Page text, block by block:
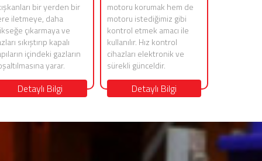
bir yerden bir
iletmeye, daha
çıkarmaya ve
sıkıştırıp kapalı
içindeki gazların
yarar.
Detaylı Bilgi
motoru korumak hem de
motoru istediğimiz gibi
kontrol etmek amacı ile
kullanılır. Hız kontrol
cihazları elektronik ve
sürekli günceldir.
Detaylı Bilgi